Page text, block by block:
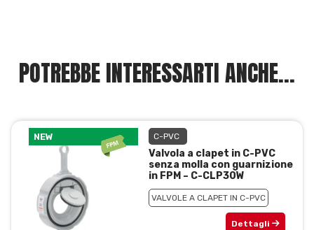
POTREBBE INTERESSARTI ANCHE...
NEW C-PVC
Valvola a clapet in C-PVC
senza molla con guarnizione
in FPM – C-CLP30W
VALVOLE A CLAPET IN C-PVC
Dettagli